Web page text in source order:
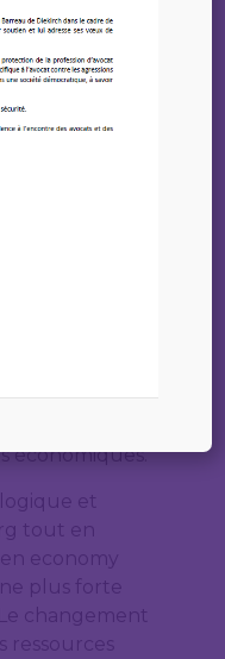
«
la
économiques.
et
tout en
economy
plus forte
changement
ressources